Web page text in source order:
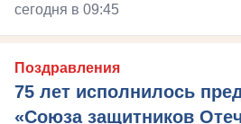
сегодня в 09:45
Поздравления
75 лет исполнилось
«Союза защитников